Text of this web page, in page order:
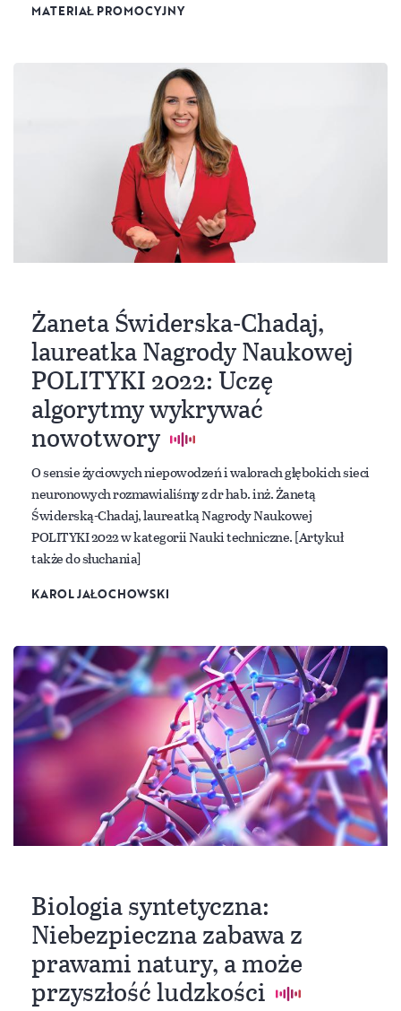
MATERIAŁ PROMOCYJNY
Żaneta Świderska-Chadaj,
laureatka Nagrody Naukowej
POLITYKI 2022: Uczę
algorytmy wykrywać
nowotwory
O sensie życiowych niepowodzeń i walorach głębokich sieci
neuronowych rozmawialiśmy z dr hab. inż. Żanetą
Świderską-Chadaj, laureatką Nagrody Naukowej
POLITYKI 2022 w kategorii Nauki techniczne. [Artykuł
także do słuchania]
KAROL JAŁOCHOWSKI
Biologia syntetyczna:
Niebezpieczna zabawa z
prawami natury, a może
przyszłość ludzkości